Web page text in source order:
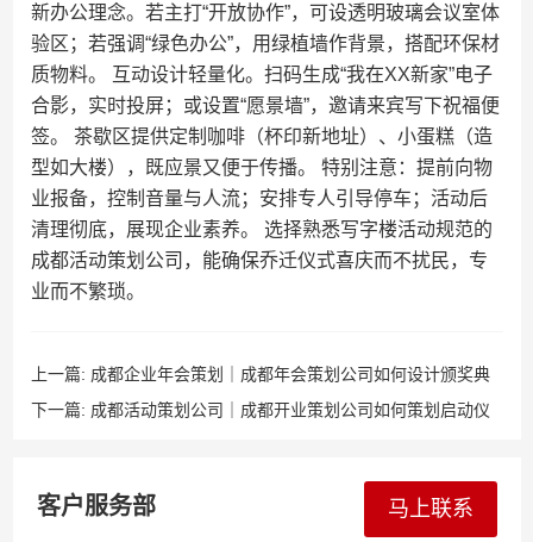
新办公理念。若主打“开放协作”，可设透明玻璃会议室体
验区；若强调“绿色办公”，用绿植墙作背景，搭配环保材
质物料。 互动设计轻量化。扫码生成“我在XX新家”电子
合影，实时投屏；或设置“愿景墙”，邀请来宾写下祝福便
签。 茶歇区提供定制咖啡（杯印新地址）、小蛋糕（造
型如大楼），既应景又便于传播。 特别注意：提前向物
业报备，控制音量与人流；安排专人引导停车；活动后
清理彻底，展现企业素养。 选择熟悉写字楼活动规范的
成都活动策划公司，能确保乔迁仪式喜庆而不扰民，专
业而不繁琐。
上一篇: 成都企业年会策划｜成都年会策划公司如何设计颁奖典
礼与员工激励环节？
下一篇: 成都活动策划公司｜成都开业策划公司如何策划启动仪
客户服务部 马上联系